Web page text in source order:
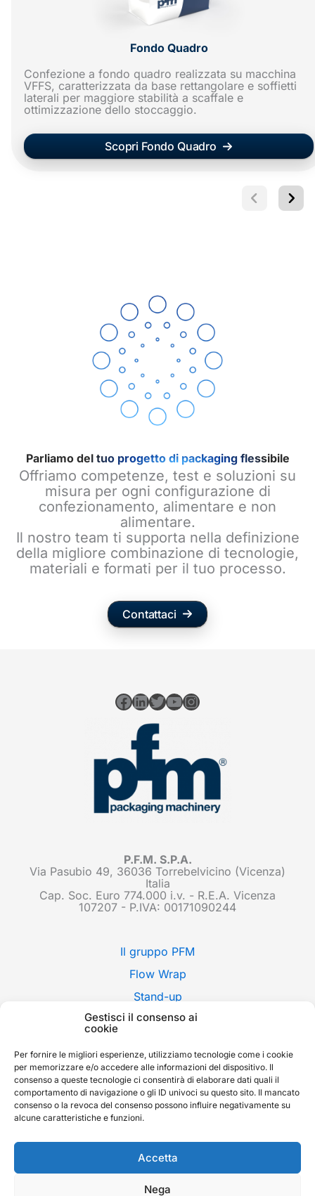
Gestisci il consenso ai
cookie
Per fornire le migliori esperienze, utilizziamo tecnologie come i cookie
per memorizzare e/o accedere alle informazioni del dispositivo. Il
consenso a queste tecnologie ci consentirà di elaborare dati quali il
comportamento di navigazione o gli ID univoci su questo sito. Il mancato
consenso o la revoca del consenso possono influire negativamente su
alcune caratteristiche e funzioni.
Accetta
Nega
Fondo Quadro
Confezione a fondo quadro realizzata su macchina
VFFS, caratterizzata da base rettangolare e soffietti
laterali per maggiore stabilità a scaffale e
ottimizzazione dello stoccaggio.
Scopri Fondo Quadro
Parliamo del tuo progetto di packaging flessibile
Offriamo competenze, test e soluzioni su
misura per ogni configurazione di
confezionamento, alimentare e non
alimentare.
Il nostro team ti supporta nella definizione
della migliore combinazione di tecnologie,
materiali e formati per il tuo processo.
Contattaci
Facebook
LinkedIn
Twitter
YouTube
Instagram
P.F.M. S.P.A.
Via Pasubio 49, 36036 Torrebelvicino (Vicenza)
Italia
Cap. Soc. Euro 774.000 i.v. - R.E.A. Vicenza
107207 - P.IVA: 00171090244
Il gruppo PFM
Flow Wrap
Stand-up
Applicazioni
Fiere
News
Contatti
English